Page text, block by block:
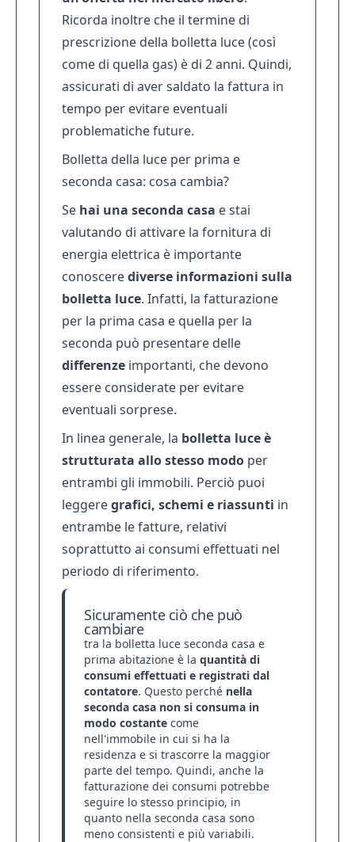
Ricorda inoltre che il termine di
prescrizione della bolletta luce(così
come di quella gas) è di 2 anni. Quindi,
assicurati di aver saldato la fattura in
tempo per evitare eventuali
problematiche future.
Bolletta della luce per prima e
seconda casa: cosa cambia?
Se hai una seconda casa e stai
valutando di attivare la fornitura di
energia elettrica è importante
conoscerediverse informazioni sulla
bolletta luce. Infatti, la fatturazione
per la prima casa e quella per la
seconda può presentare delle
differenze importanti, che devono
essere considerate per evitare
eventuali sorprese.
In linea generale, la bolletta luce è
strutturata allo stesso modo per
entrambi gli immobili. Perciò puoi
leggeregrafici, schemi e riassunti in
entrambe le fatture, relativi
soprattutto ai consumi effettuati nel
periodo di riferimento.
Sicuramente ciò che può
cambiare
tra la bolletta luce seconda casa e
prima abitazione è la quantità di
consumi effettuati e registrati dal
contatore. Questo perché nella
seconda casa non si consuma in
modo costante come
nell'immobile in cui si ha la
residenza e si trascorre la maggior
parte del tempo. Quindi, anche la
fatturazione dei consumi potrebbe
seguire lo stesso principio, in
quanto nella seconda casa sono
meno consistenti e più variabili.